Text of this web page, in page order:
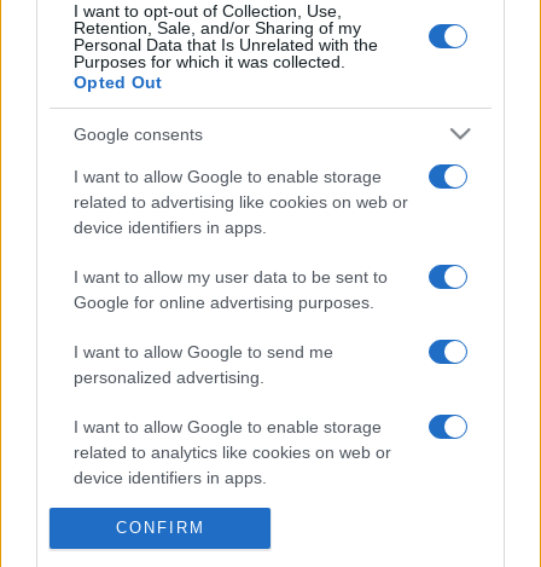
I want to opt-out of Collection, Use,
Retention, Sale, and/or Sharing of my
Personal Data that Is Unrelated with the
Purposes for which it was collected.
Opted Out
Google consents
I want to allow Google to enable storage
related to advertising like cookies on web or
device identifiers in apps.
I want to allow my user data to be sent to
Google for online advertising purposes.
I want to allow Google to send me
personalized advertising.
I want to allow Google to enable storage
related to analytics like cookies on web or
device identifiers in apps.
I want to allow Google to enable storage
related to functionality of the website or app.
CONFIRM
ugyan nagyon lecsökkent, de tavaly óta ismét gyorsan
emelkedik a látogatók száma.
Megnyílt a látogatók előtt a Prágától nyugatra fekvő lányi
kastély is, amely hivatalosan a cseh államfők vidéki
rezidenciája. Miután Milos Zeman államfő tartós lakhelyként
használta, már több éve nem volt látogatható a kastélyt
körülvevő nagy kiterjedésű park. Petr Pavel a kastély tartós
elnöki lakhely státusát megszüntette, így a kastélypark